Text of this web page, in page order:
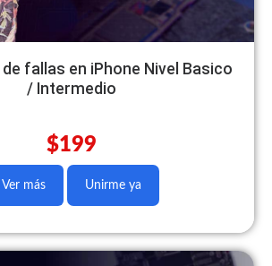
fallas en iPhone Nivel Basico
/ Intermedio
$199
Ver más Unirme ya